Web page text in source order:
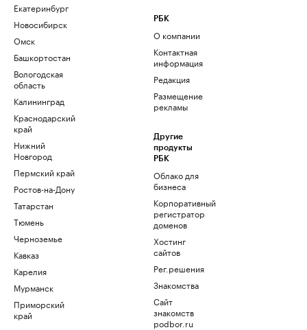
Екатеринбург
Новосибирск
Омск
Башкортостан
Вологодская
область
Калининград
Краснодарский
край
Нижний
Новгород
Пермский край
Ростов-на-Дону
Татарстан
Тюмень
Черноземье
Кавказ
Карелия
Мурманск
Приморский
край
РБК
О компании
Контактная
информация
Редакция
Размещение
рекламы
Другие
продукты
РБК
Облако для
бизнеса
Корпоративный
регистратор
доменов
Хостинг
сайтов
Рег.решения
Знакомства
Сайт
знакомств
podbor.ru